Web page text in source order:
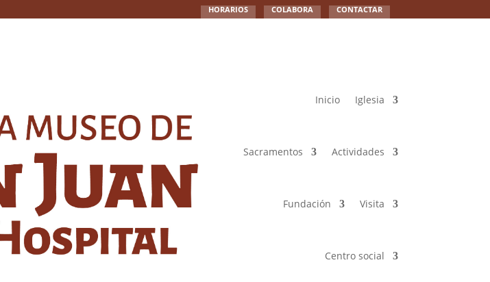
HORARIOS COLABORA CONTACTAR
Inicio Iglesia
Sacramentos Actividades
Fundación Visita
Centro social